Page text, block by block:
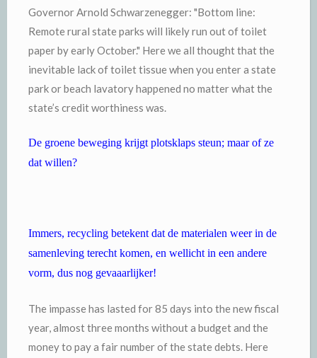
Governor Arnold Schwarzenegger: "Bottom line:
Remote rural state parks will likely run out of toilet
paper by early October." Here we all thought that the
inevitable lack of toilet tissue when you enter a state
park or beach lavatory happened no matter what the
state’s credit worthiness was.
De groene beweging krijgt plotsklaps steun; maar of ze
dat willen?
Immers, recycling betekent dat de materialen weer in de
samenleving terecht komen, en wellicht in een andere
vorm, dus nog gevaaarlijker!
The impasse has lasted for 85 days into the new fiscal
year, almost three months without a budget and the
money to pay a fair number of the state debts. Here